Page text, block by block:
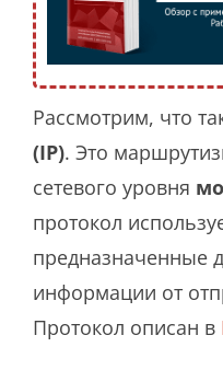
Рассмотрим, что
(IP). Это
сетевого уровня
протокол
предназначенные
информации от
Протокол описан в